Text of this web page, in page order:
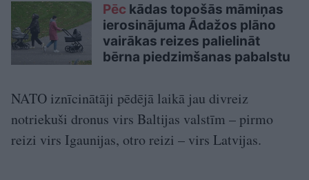
Pēc kādas topošās māmiņas
ierosinājuma Ādažos plāno
vairākas reizes palielināt
bērna piedzimšanas pabalstu
NATO iznīcinātāji pēdējā laikā jau divreiz
notriekuši dronus virs Baltijas valstīm – pirmo
reizi virs Igaunijas, otro reizi – virs Latvijas.